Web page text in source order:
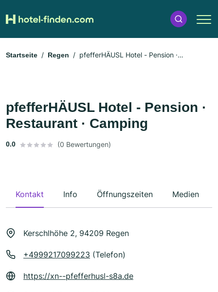
Startseite Regen
pfefferHÄUSL Hotel - Pension ·
pfefferHÄUSL Hotel - Pension ·
Restaurant · Camping
0.0 (0 Bewertungen)
Kontakt Info Öffnungszeiten Medien
Kerschlhöhe 2, 94209 Regen
+4999217099223 (Telefon)
https://xn--pfefferhusl-s8a.de